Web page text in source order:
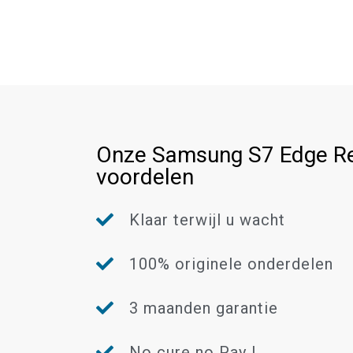
Onze Samsung S7 Edge
voordelen
Klaar terwijl u wacht
100% originele onderdelen
3 maanden garantie